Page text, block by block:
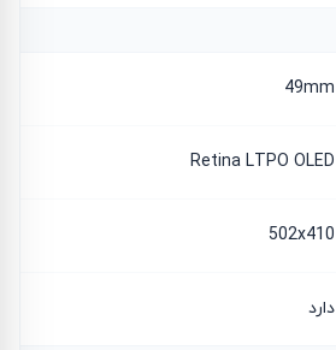
49mm
Retina LTPO OLED
502x410
دارد